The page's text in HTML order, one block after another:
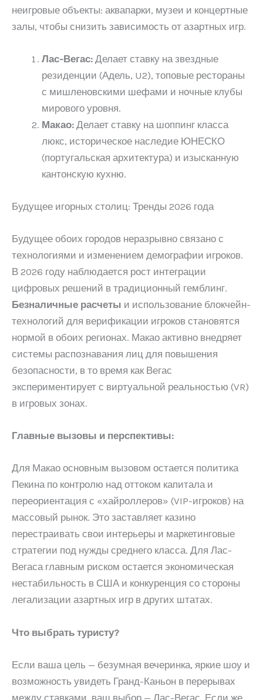
неигровые объекты: аквапарки, музеи и концертные
залы, чтобы снизить зависимость от азартных игр.
Лас-Вегас: Делает ставку на звездные
резиденции (Адель, U2), топовые рестораны
с мишленовскими шефами и ночные клубы
мирового уровня.
Макао: Делает ставку на шоппинг класса
люкс, историческое наследие ЮНЕСКО
(португальская архитектура) и изысканную
кантонскую кухню.
Будущее игорных столиц: Тренды 2026 года
Будущее обоих городов неразрывно связано с
технологиями и изменением демографии игроков.
В 2026 году наблюдается рост интеграции
цифровых решений в традиционный гемблинг.
Безналичные расчеты и использование блокчейн-
технологий для верификации игроков становятся
нормой в обоих регионах. Макао активно внедряет
системы распознавания лиц для повышения
безопасности, в то время как Вегас
экспериментирует с виртуальной реальностью (VR)
в игровых зонах.
Главные вызовы и перспективы:
Для Макао основным вызовом остается политика
Пекина по контролю над оттоком капитала и
переориентация с «хайроллеров» (VIP-игроков) на
массовый рынок. Это заставляет казино
перестраивать свои интерьеры и маркетинговые
стратегии под нужды среднего класса. Для Лас-
Вегаса главным риском остается экономическая
нестабильность в США и конкуренция со стороны
легализации азартных игр в других штатах.
Что выбрать туристу?
Если ваша цель — безумная вечеринка, яркие шоу и
возможность увидеть Гранд-Каньон в перерывах
между ставками, ваш выбор — Лас-Вегас. Если же